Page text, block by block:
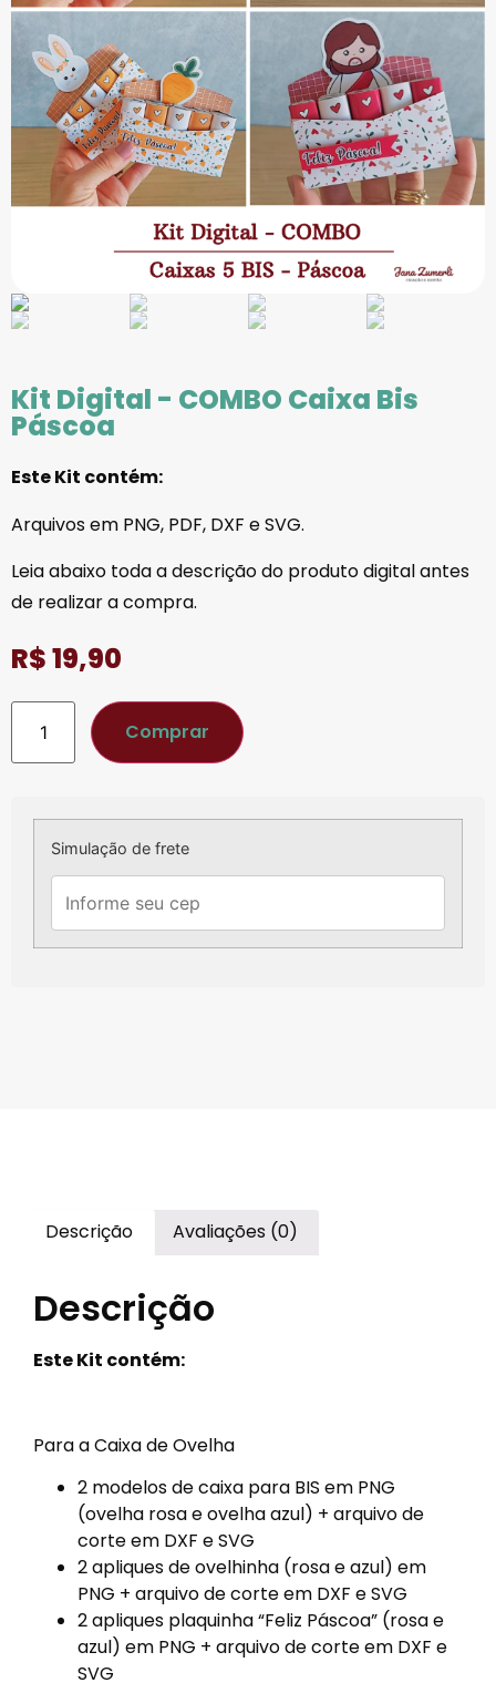
Kit Digital - COMBO Caixa Bis
Páscoa
Este Kit contém:
Arquivos em PNG, PDF, DXF e SVG.
Leia abaixo toda a descrição do produto digital antes
de realizar a compra.
R$19,90
Comprar
Simulação de frete
Descrição Avaliações (0)
Descrição
Este Kit contém:
Para a Caixa de Ovelha
2 modelos de caixa para BIS em PNG
(ovelha rosa e ovelha azul) + arquivo de
corte em DXF e SVG
2 apliques de ovelhinha (rosa e azul) em
PNG + arquivo de corte em DXF e SVG
2 apliques plaquinha “Feliz Páscoa” (rosa e
azul) em PNG + arquivo de corte em DXF e
SVG